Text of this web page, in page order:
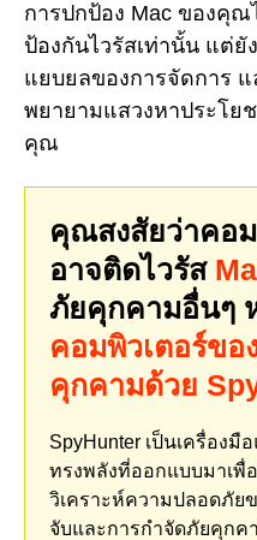
การปกป้อง Mac ของคุ
ป้องกันไวรัสเท่านั้น แต่
แยบยลของการจัดการ
พยายามแสวงหาประโย
คุณ
คุณสงสัยว่าคอ
อาจติดไวรัส
ภัยคุกคามอื่นๆ
คอมพิวเตอร์ข
คุกคามด้วย
SpyHunter เป็นเครื่อง
ทรงพลังที่ออกแบบมาเพื่
วิเคราะห์ความปลอดภัย
จับและการกำจัดภัยคุกค